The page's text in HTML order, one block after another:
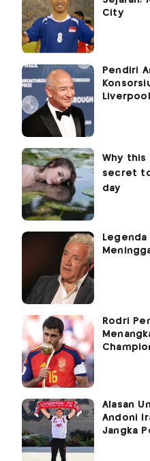
City
Pendiri
Liverpool
Rodri
Alasan
Andoni
Jangka